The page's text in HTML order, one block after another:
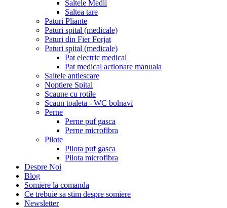
Saltele Medii
Saltea tare
Paturi Pliante
Paturi spital (medicale)
Paturi din Fier Forjat
Paturi spital (medicale)
Pat electric medical
Pat medical actionare manuala
Saltele antiescare
Noptiere Spital
Scaune cu rotile
Scaun toaleta - WC bolnavi
Perne
Perne puf gasca
Perne microfibra
Pilote
Pilota puf gasca
Pilota microfibra
Despre Noi
Blog
Somiere la comanda
Ce trebuie sa stim despre somiere
Newsletter